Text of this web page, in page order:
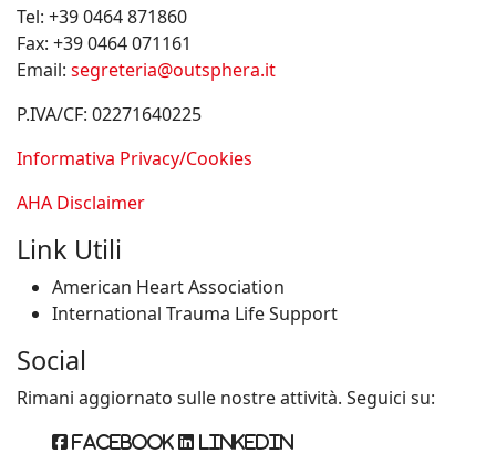
Tel: +39 0464 871860
Fax: +39 0464 071161
Email: segreteria@outsphera.it
P.IVA/CF: 02271640225
Informativa Privacy/Cookies
AHA Disclaimer
Link Utili
American Heart Association
International Trauma Life Support
Social
Rimani aggiornato sulle nostre attività. Seguici su:
Facebook Linkedin